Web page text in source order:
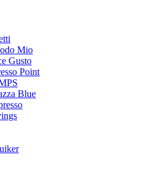
Mio
Gusto
Point
Blue